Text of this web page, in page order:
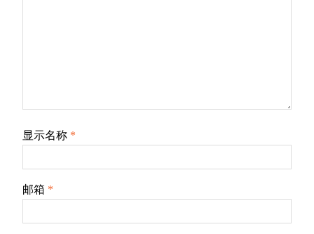
显示名称 *
邮箱 *